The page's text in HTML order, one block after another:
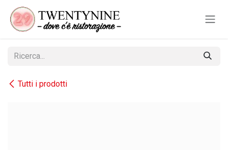
Passa al contenuto
Tutti i prodotti